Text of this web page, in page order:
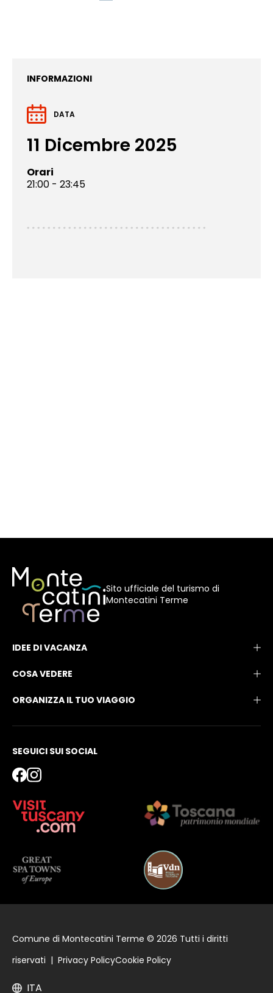
INFORMAZIONI
DATA
11 Dicembre 2025
Orari
21:00 - 23:45
Sito ufficiale del turismo di
Montecatini Terme
IDEE DI VACANZA
COSA VEDERE
ORGANIZZA IL TUO VIAGGIO
SEGUICI SUI SOCIAL
Comune di Montecatini Terme © 2026 Tutti i diritti
riservati | Privacy PolicyCookie Policy
ITA